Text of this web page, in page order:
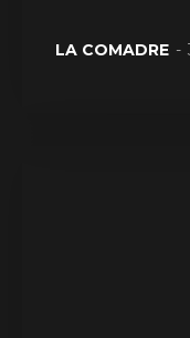
LA COMADRE -